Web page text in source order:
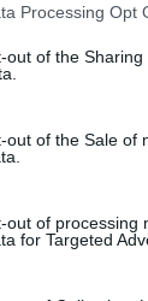
Processing Opt
out of the Sharing
out of the Sale of
out of processing
for Targeted
közölni,
úgy rogyott a
hogy esélye is
belefeszült a
aznap.